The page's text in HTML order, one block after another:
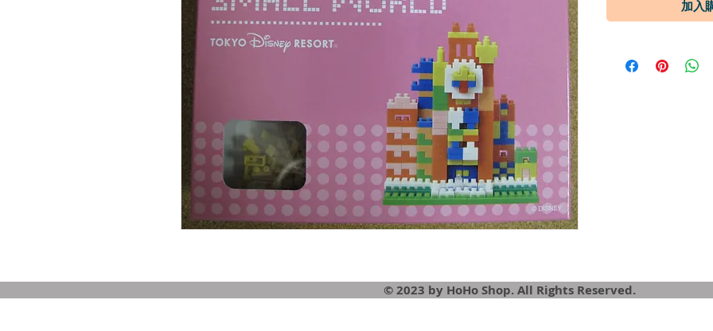
© 2023 by HoHo Shop. All Rights Reserved.